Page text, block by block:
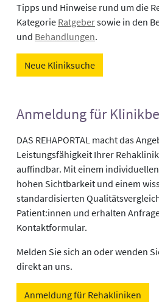
Tipps und Hinweise rund um die
Kategorie Ratgebersowie in den
und Behandlungen.
Neue Kliniksuche
Anmeldung für
DAS REHAPORTAL macht das
Leistungsfähigkeit Ihrer
auffindbar. Mit einem
hohen Sichtbarkeit und einem
standardisierten
Patient:innen und erhalten
Kontaktformular.
Melden Sie sich an oder wenden
direkt an uns.
Anmeldung für Rehakliniken